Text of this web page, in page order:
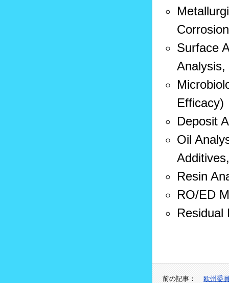
Surface
Analysis,
Efficacy)
Deposit
Oil
Resin
RO/ED
Residual
前の記事：
欧州委